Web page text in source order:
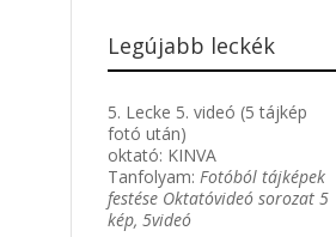
Legújabb leckék
5. Lecke 5. videó (5 tájkép
fotó után)
oktató: KINVA
Tanfolyam:Fotóból tájképek
festése Oktatóvideó sorozat 5
kép, 5videó